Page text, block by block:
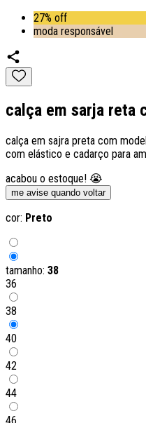
27% off
moda responsável
calça em sarja reta
calça em sajra preta com
com elástico e cadarço para
acabou o estoque! 😭
me avise quando voltar
cor: Preto
tamanho: 38
36
38
40
42
44
46